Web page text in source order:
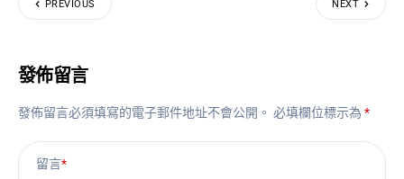
PREVIOUS NEXT
發佈留言
發佈留言必須填寫的電子郵件地址不會公開。 必填欄位標示為 *
留言*